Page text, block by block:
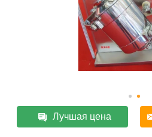
Лучшая цена